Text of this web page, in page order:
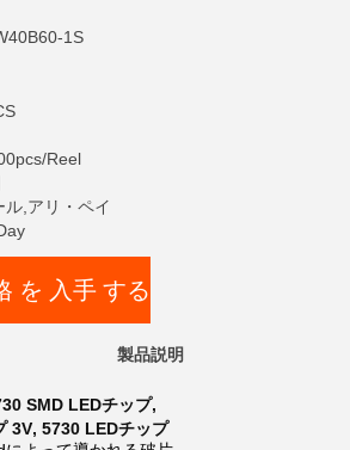
1S
Reel
,アリ・ペイ
を 入手 する
製品説明
SMD LEDチップ,
3V, 5730 LEDチップ